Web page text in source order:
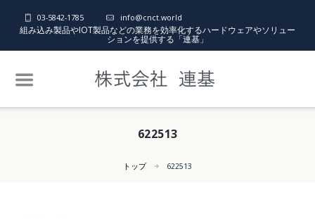
03-5842-1785 info@cnct.world
組み込み製品やIOT製品などの業務を効率化するハードウェアやソリュー
ションを提供する「連基」
622513
トップ 622513